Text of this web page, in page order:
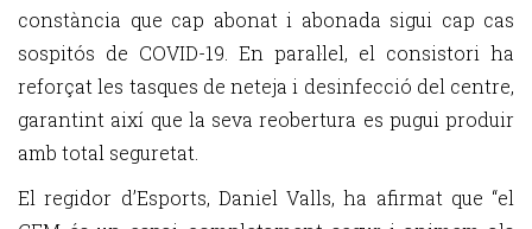
constància que cap abonat i abonada sigui cap cas
sospitós de COVID-19. En paral·lel, el consistori ha
reforçat les tasques de neteja i desinfecció del centre,
garantint així que la seva reobertura es pugui produir
amb total seguretat.
El regidor d’Esports, Daniel Valls, ha afirmat que “el